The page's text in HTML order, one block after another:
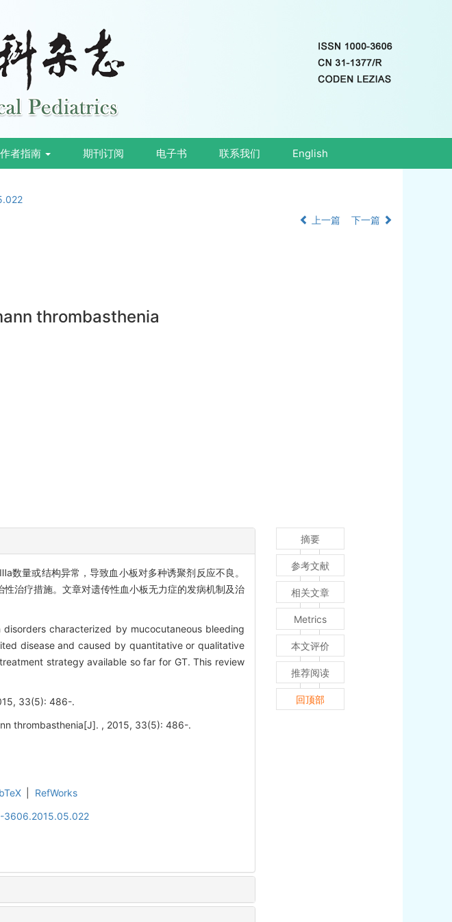
作者指南 期刊订阅 电子书 联系我们 English
上一篇 下一篇
thrombasthenia
数量或结构异常，导致血小板对多种诱聚剂反应不良。
治疗措施。文章对遗传性血小板无力症的发病机制及治
characterized by mucocutaneous bleeding
disease and caused by quantitative or qualitative
strategy available so far for GT. This review
33(5): 486-.
thrombasthenia[J]. , 2015, 33(5): 486-.
RefWorks
3606.2015.05.022
摘要
参考文献
相关文章
Metrics
本文评价
推荐阅读
回顶部